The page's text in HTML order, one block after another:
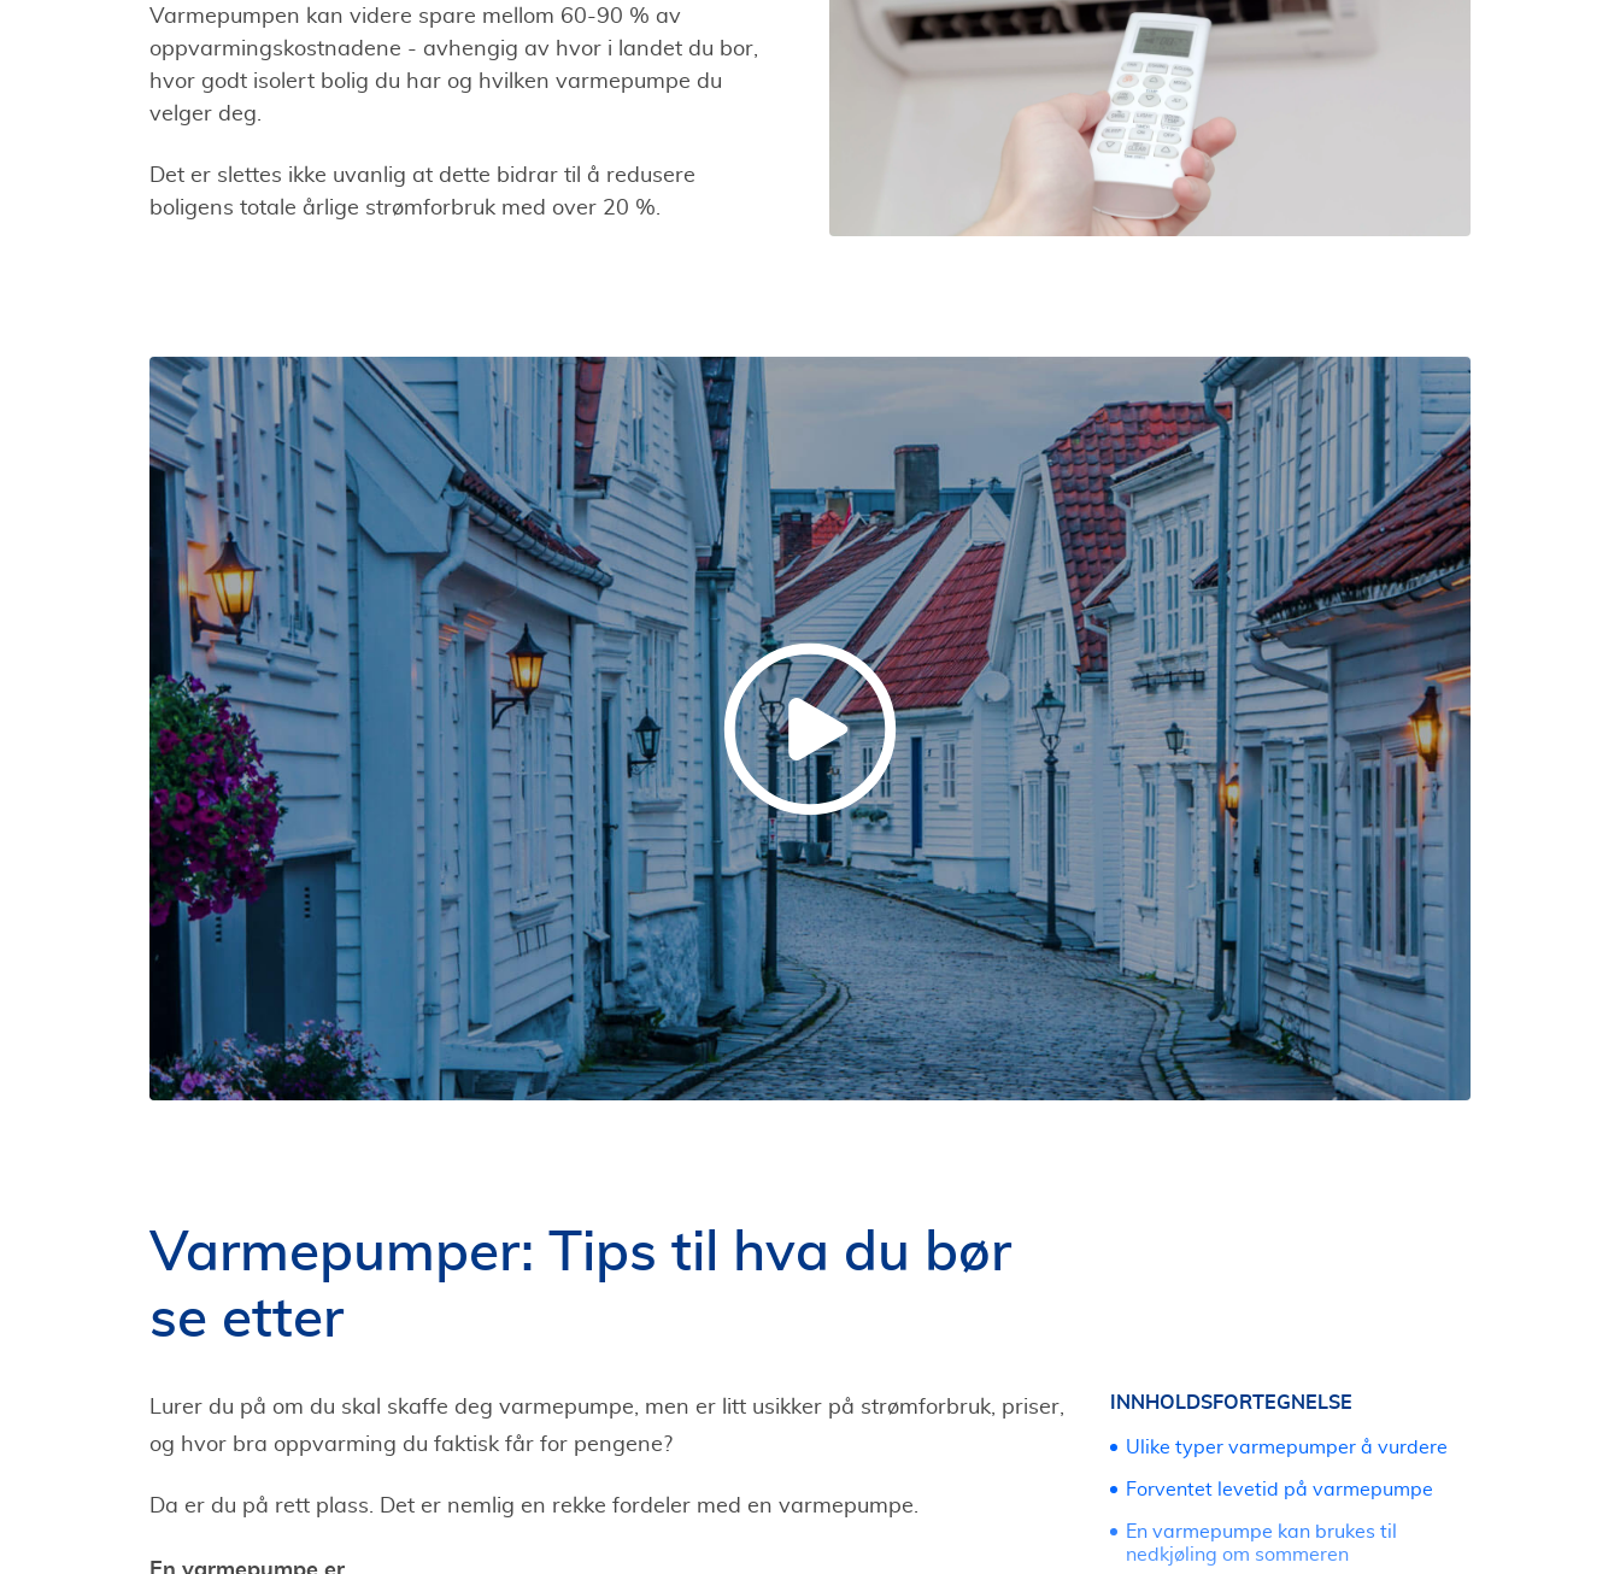
Varmepumpen kan videre spare mellom 60-90 % av
oppvarmingskostnadene - avhengig av hvor i landet du bor,
hvor godt isolert bolig du har og hvilken varmepumpe du
velger deg.
Det er slettes ikke uvanlig at dette bidrar til å redusere
boligens totale årlige strømforbruk med over 20 %.
Varmepumper: Tips til hva du bør
se etter
Lurer du på om du skal skaffe deg varmepumpe, men er litt usikker på strømforbruk, priser,
og hvor bra oppvarming du faktisk får for pengene?
Da er du på rett plass. Det er nemlig en rekke fordeler med en varmepumpe.
En varmepumpe er...
INNHOLDSFORTEGNELSE
Ulike typer varmepumper å vurdere
Forventet levetid på varmepumpe
En varmepumpe kan brukes til
nedkjøling om sommeren